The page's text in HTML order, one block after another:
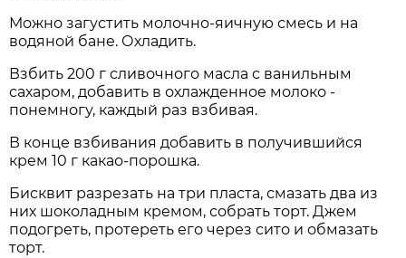
Можно загустить молочно-яичную смесь и на
водяной бане. Охладить.
Взбить 200 г сливочного масла с ванильным
сахаром, добавить в охлажденное молоко -
понемногу, каждый раз взбивая.
В конце взбивания добавить в получившийся
крем 10 г какао-порошка.
Бисквит разрезать на три пласта, смазать два из
них шоколадным кремом, собрать торт. Джем
подогреть, протереть его через сито и обмазать
торт.